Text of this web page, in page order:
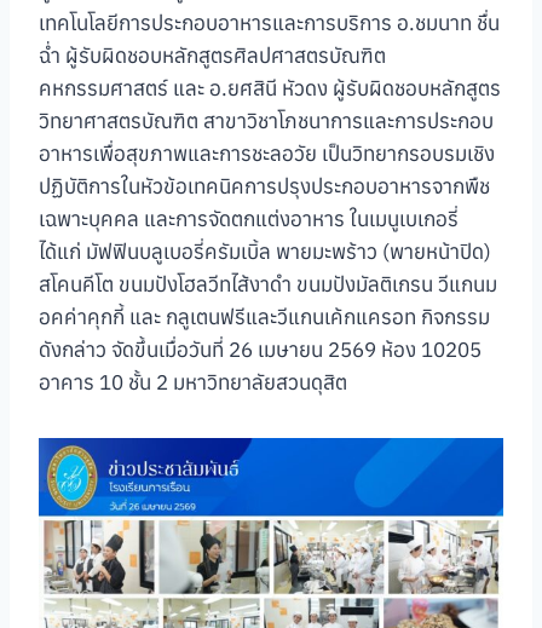
เทคโนโลยีการประกอบอาหารและการบริการ อ.ชมนาท ชื่น
ฉ่ำ ผู้รับผิดชอบหลักสูตรศิลปศาสตรบัณฑิต
คหกรรมศาสตร์ และ อ.ยศสินี หัวดง ผู้รับผิดชอบหลักสูตร
วิทยาศาสตรบัณฑิต สาขาวิชาโภชนาการและการประกอบ
อาหารเพื่อสุขภาพและการชะลอวัย เป็นวิทยากรอบรมเชิง
ปฏิบัติการในหัวข้อเทคนิคการปรุงประกอบอาหารจากพืช
เฉพาะบุคคล และการจัดตกแต่งอาหาร ในเมนูเบเกอรี่
ได้แก่ มัฟฟินบลูเบอรี่ครัมเบิ้ล พายมะพร้าว (พายหน้าปิด)
สโคนคีโต ขนมปังโฮลวีทไส้งาดำ ขนมปังมัลติเกรน วีแกนม
อคค่าคุกกี้ และ กลูเตนฟรีและวีแกนเค้กแครอท กิจกรรม
ดังกล่าว จัดขึ้นเมื่อวันที่ 26 เมษายน 2569 ห้อง 10205
อาคาร 10 ชั้น 2 มหาวิทยาลัยสวนดุสิต